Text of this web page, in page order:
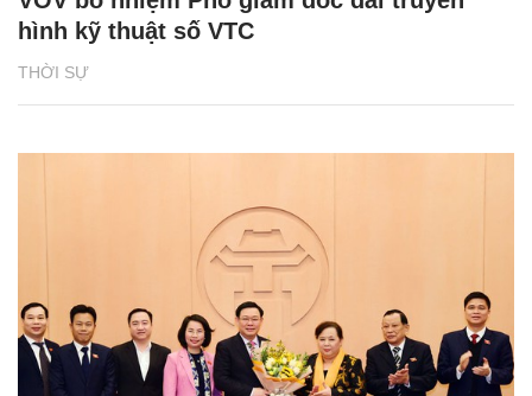
THỜI SỰ
hình kỹ thuật số VTC